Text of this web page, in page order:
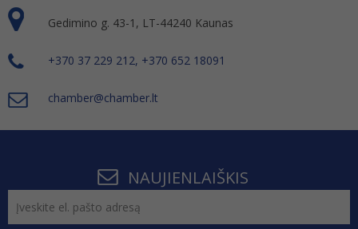
Gedimino g. 43-1, LT-44240 Kaunas
+370 37 229 212, +370 652 18091
chamber@chamber.lt
NAUJIENLAIŠKIS